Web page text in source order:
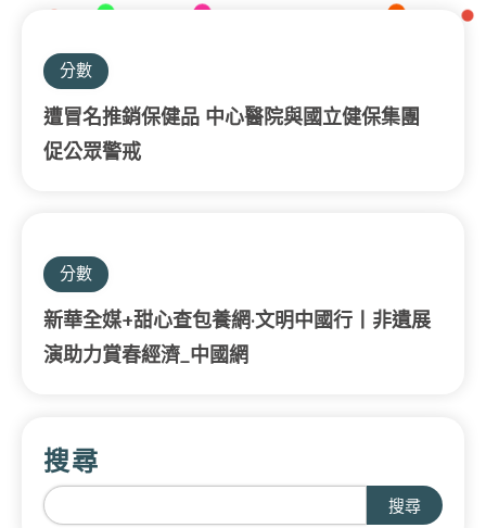
分數
遭冒名推銷保健品 中心醫院與國立健保集團
促公眾警戒
分數
新華全媒+甜心查包養網·文明中國行丨非遺展
演助力賞春經濟_中國網
搜尋
搜尋